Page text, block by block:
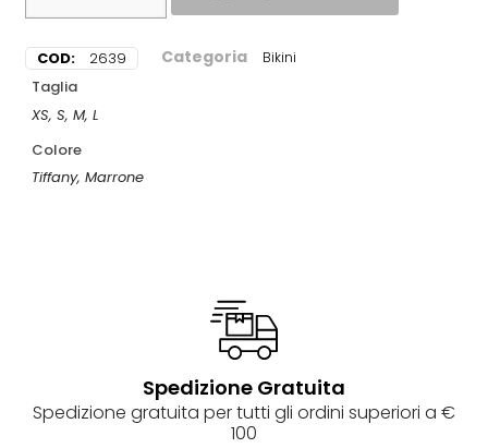
COD: 2639 Categoria Bikini
Taglia
XS, S, M, L
Colore
Tiffany, Marrone
Spedizione Gratuita
Spedizione gratuita per tutti gli ordini superiori a €
100